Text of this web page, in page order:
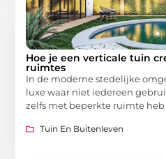
Hoe je een verticale tuin
ruimtes
In de moderne stedelijke
luxe waar niet iedereen
zelfs met beperkte ruimte heb
Tuin En Buitenleven